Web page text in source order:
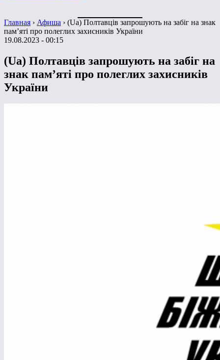
Главная › Афиша › (Ua) Полтавців запрошують на забіг на знак
пам’яті про полеглих захисників України
19.08.2023 - 00:15
(Ua) Полтавців запрошують на забіг на
знак пам’яті про полеглих захисників
України